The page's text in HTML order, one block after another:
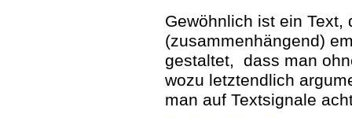
Gewöhnlich ist ein
(zusammenhängend)
gestaltet, dass man
wozu letztendlich
man auf Textsignale